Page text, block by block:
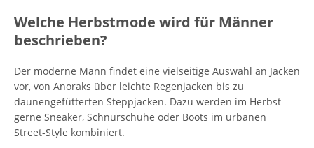
Welche Herbstmode wird für Männer
beschrieben?
Der moderne Mann findet eine vielseitige Auswahl an Jacken
vor, von Anoraks über leichte Regenjacken bis zu
daunengefütterten Steppjacken. Dazu werden im Herbst
gerne Sneaker, Schnürschuhe oder Boots im urbanen
Street-Style kombiniert.